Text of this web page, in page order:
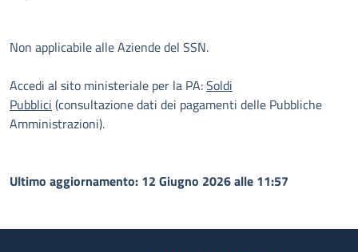
Descrizione
Non applicabile alle Aziende del SSN.
Accedi al sito ministeriale per la PA:Soldi
Pubblici (consultazione dati dei pagamenti delle Pubbliche
Amministrazioni).
Ultimo aggiornamento: 12 Giugno 2026 alle 11:57